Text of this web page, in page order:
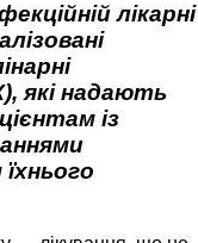
лікарні
які надають
із